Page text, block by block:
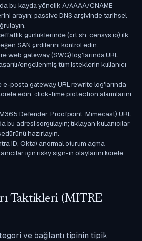
bu kayda yönelik A/AAAA/CNAME
arayın; passive DNS arşivinde tarihsel
günlüklerinde (crt.sh, censys.io) ilk
SAN girdilerini kontrol edin.
web gateway (SWG) log'larında URL
engellenmiş tüm isteklerin kullanıcı
e-posta gateway URL rewrite log'larında
edin; click-time protection alarmlarını
Defender, Proofpoint, Mimecast) URL
bu adresi sorgulayın; tıklayan kullanıcılar
hazırlayın.
ID, Okta) anormal oturum açma
için risky sign-in olaylarını korele
Taktikleri (MITRE
ve bağlantı tipinin tipik